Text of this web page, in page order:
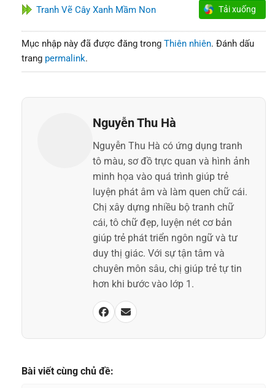
Tranh Vẽ Cây Xanh Mầm Non Tải xuống
Mục nhập này đã được đăng trong Thiên nhiên. Đánh dấu
trang permalink.
Nguyễn Thu Hà
Nguyễn Thu Hà có ứng dụng tranh
tô màu, sơ đồ trực quan và hình ảnh
minh họa vào quá trình giúp trẻ
luyện phát âm và làm quen chữ cái.
Chị xây dựng nhiều bộ tranh chữ
cái, tô chữ đẹp, luyện nét cơ bản
giúp trẻ phát triển ngôn ngữ và tư
duy thị giác. Với sự tận tâm và
chuyên môn sâu, chị giúp trẻ tự tin
hơn khi bước vào lớp 1.
Bài viết cùng chủ đề: